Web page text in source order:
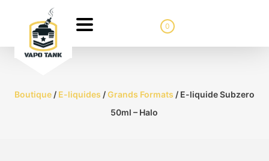
0
Boutique/ E-liquides /Grands Formats / E-liquide Subzero
50ml – Halo